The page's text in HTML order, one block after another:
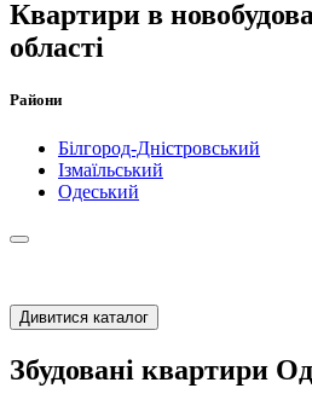
Квартири в
області
Райони
Білгород-Дністровський
Ізмаїльський
Одеський
Дивитися каталог
Збудовані квартири